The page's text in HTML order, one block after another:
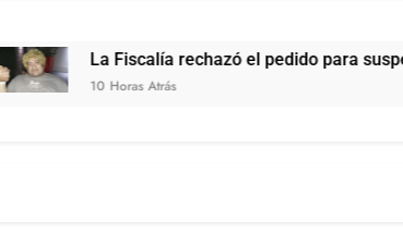
La Fiscalía rechazó el pedido para suspender
10 Horas Atrás